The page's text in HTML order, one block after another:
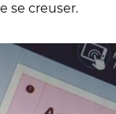
se creuser.